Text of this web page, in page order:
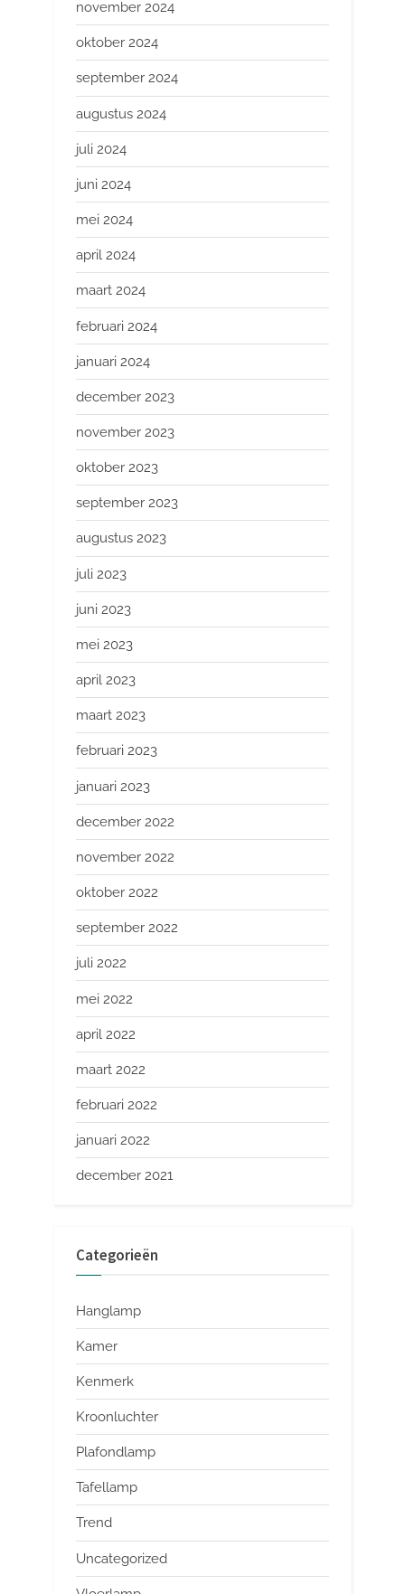
november 2024
oktober 2024
september 2024
augustus 2024
juli 2024
juni 2024
mei 2024
april 2024
maart 2024
februari 2024
januari 2024
december 2023
november 2023
oktober 2023
september 2023
augustus 2023
juli 2023
juni 2023
mei 2023
april 2023
maart 2023
februari 2023
januari 2023
december 2022
november 2022
oktober 2022
september 2022
juli 2022
mei 2022
april 2022
maart 2022
februari 2022
januari 2022
december 2021
Categorieën
Hanglamp
Kamer
Kenmerk
Kroonluchter
Plafondlamp
Tafellamp
Trend
Uncategorized